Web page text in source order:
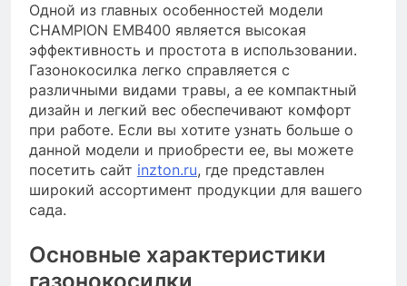
Одной из главных особенностей модели
CHAMPION EMB400 является высокая
эффективность и простота в использовании.
Газонокосилка легко справляется с
различными видами травы, а ее компактный
дизайн и легкий вес обеспечивают комфорт
при работе. Если вы хотите узнать больше о
данной модели и приобрести ее, вы можете
посетить сайт inzton.ru, где представлен
широкий ассортимент продукции для вашего
сада.
Основные характеристики